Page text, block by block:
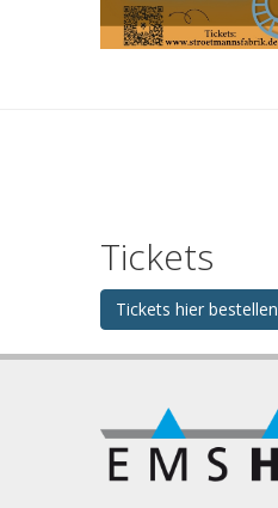
Tickets
Tickets hier bestellen